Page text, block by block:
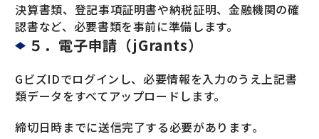
決算書類、登記事項証明書や納税証明、金融機関の確
認書など、必要書類を事前に準備します。
５．電子申請（jGrants）
GビズIDでログインし、必要情報を入力のうえ上記書
類データをすべてアップロードします。
締切日時までに送信完了する必要があります​。